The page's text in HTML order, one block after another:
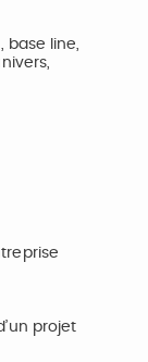
base line,
projet